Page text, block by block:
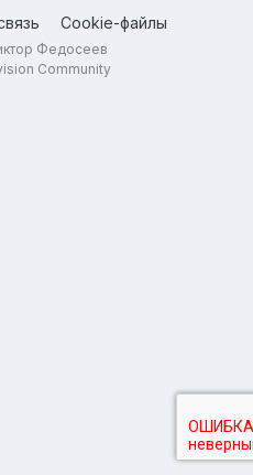
Cookie-файлы
Федосеев
Community